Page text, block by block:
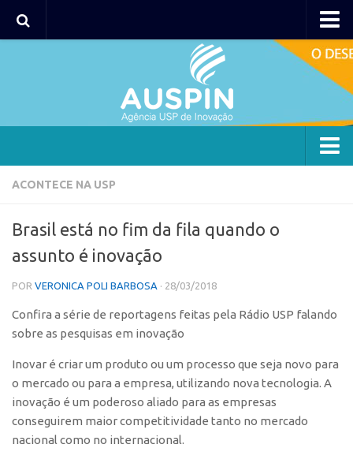
Agência
Coordenação
Polos
Polo Capital
Polo Lorena
Polo Ribeirão Preto
Polo São Carlos
Programas
Bolsa Empreendedorismo
Bolsa Startup USP
ACONTECE NA USP
Brasil está no fim da fila quando o
assunto é inovação
POR VERONICA POLI BARBOSA · 28/03/2018
Confira a série de reportagens feitas pela Rádio USP falando
sobre as pesquisas em inovação
Inovar é criar um produto ou um processo que seja novo para
o mercado ou para a empresa, utilizando nova tecnologia. A
inovação é um poderoso aliado para as empresas
conseguirem maior competitividade tanto no mercado
nacional como no internacional.